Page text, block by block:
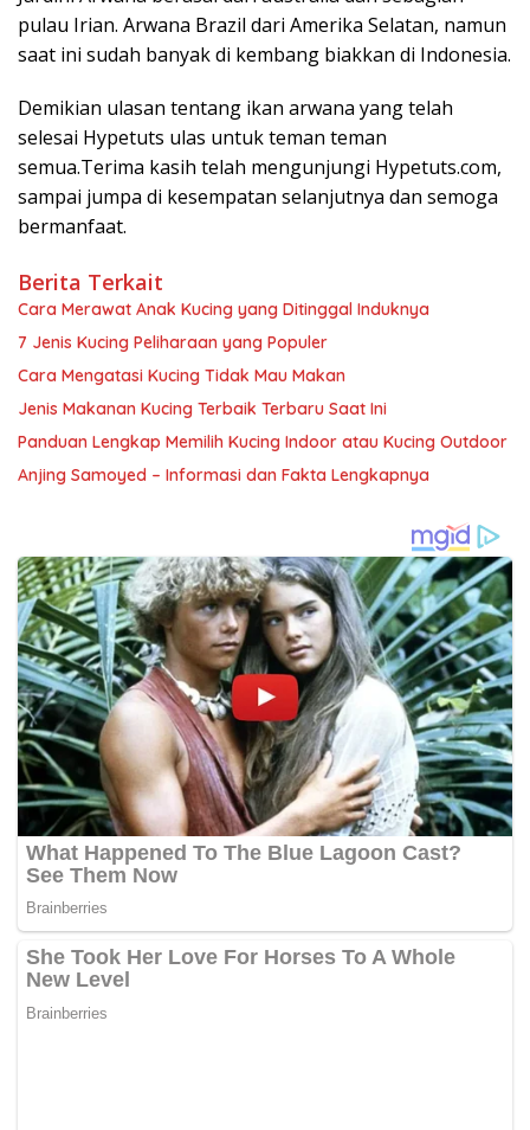
pulau Irian. Arwana Brazil dari Amerika Selatan, namun
saat ini sudah banyak di kembang biakkan di Indonesia.
Demikian ulasan tentang ikan arwana yang telah
selesai Hypetuts ulas untuk teman teman
semua.Terima kasih telah mengunjungi Hypetuts.com,
sampai jumpa di kesempatan selanjutnya dan semoga
bermanfaat.
Berita Terkait
Cara Merawat Anak Kucing yang Ditinggal Induknya
7 Jenis Kucing Peliharaan yang Populer
Cara Mengatasi Kucing Tidak Mau Makan
Jenis Makanan Kucing Terbaik Terbaru Saat Ini
Panduan Lengkap Memilih Kucing Indoor atau Kucing Outdoor
Anjing Samoyed – Informasi dan Fakta Lengkapnya